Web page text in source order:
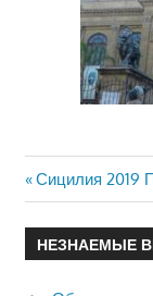
по
Previous
Post:
Сицилия 2019
НЕЗНАЕМЫЕ